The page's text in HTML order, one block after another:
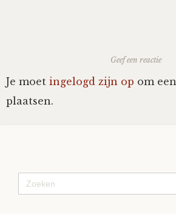
Geef een reactie
Je moet ingelogd zijn op om
plaatsen.
Zoek
naar: